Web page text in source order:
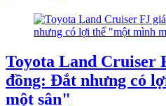
Toyota Land Cruiser
đồng: Đắt nhưng có
một sân"